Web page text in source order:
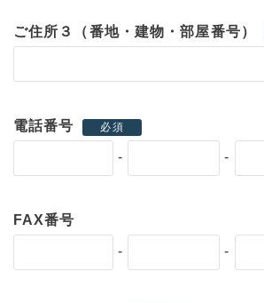
ご住所３（番地・建物・部屋番号）
電話番号 必須
- -
FAX番号
- -